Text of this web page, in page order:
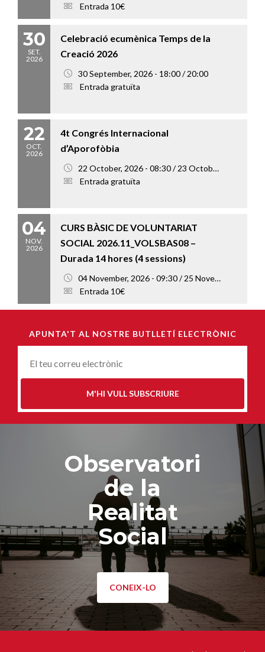
Entrada 10€
30
SET.
2026
Celebració ecumènica Temps de la
Creació 2026
30 September, 2026 - 18:00 / 20:00
Entrada gratuïta
22
OCT.
2026
4t Congrés Internacional
d’Aporofòbia
22 October, 2026 - 08:30 / 23 October, 2026 - 18:00
Entrada gratuïta
04
NOV.
2026
CURS BÀSIC DE VOLUNTARIAT
SOCIAL 2026.11_VOLSBAS08 –
Durada 14 hores (4 sessions)
04 November, 2026 - 09:30 / 25 November, 2026 - 13:00
Entrada 10€
APUNTA'T AL NOSTRE BUTLLETÍ ELECTRÒNIC
Correu-
M'HI VULL SUBSCRIURE
Observatori
de la
Realitat
Social
CONEIX-LO